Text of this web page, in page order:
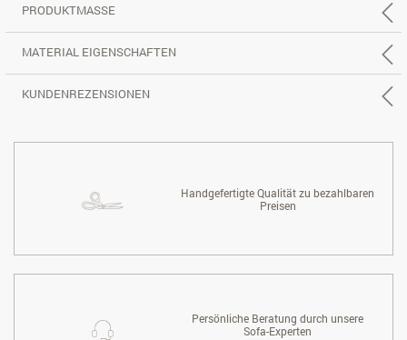
PRODUKTMASSE
MATERIAL EIGENSCHAFTEN
KUNDENREZENSIONEN
Handgefertigte Qualität zu bezahlbaren
Preisen
Persönliche Beratung durch unsere
Sofa-Experten